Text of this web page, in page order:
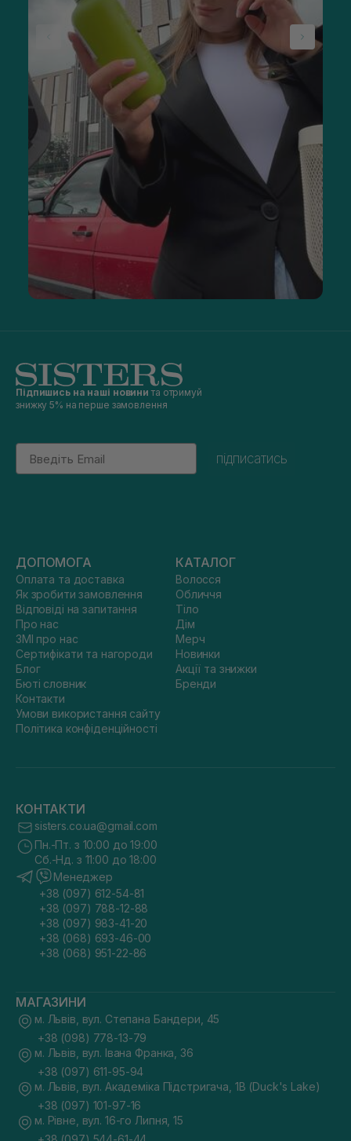
Підпишись на наші новини та отримуй
знижку 5% на перше замовлення
Email
підписатись
ДОПОМОГА
Оплата та доставка
Як зробити замовлення
Відповіді на запитання
Про нас
ЗМІ про нас
Сертифікати та нагороди
Блог
Бюті словник
Контакти
Умови використання сайту
Політика конфіденційності
КАТАЛОГ
Волосся
Обличчя
Тіло
Дім
Мерч
Новинки
Акції та знижки
Бренди
КОНТАКТИ
sisters.co.ua@gmail.com
Пн.-Пт. з 10:00 до 19:00
Сб.-Нд. з 11:00 до 18:00
Менеджер
+38 (097) 612-54-81
+38 (097) 788-12-88
+38 (097) 983-41-20
+38 (068) 693-46-00
+38 (068) 951-22-86
МАГАЗИНИ
м. Львів, вул. Степана Бандери, 45
+38 (098) 778-13-79
м. Львів, вул. Івана Франка, 36
+38 (097) 611-95-94
м. Львів, вул. Академіка Підстригача, 1В (Duck's Lake)
+38 (097) 101-97-16
м. Рівне, вул. 16-го Липня, 15